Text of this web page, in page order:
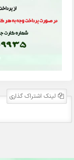
لینک اشتراک گذاری